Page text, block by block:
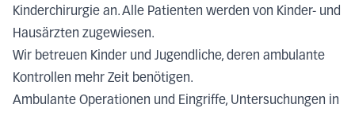
Kinderchirurgie an. Alle Patienten werden von Kinder- und
Hausärzten zugewiesen.
Wir betreuen Kinder und Jugendliche, deren ambulante
Kontrollen mehr Zeit benötigen.
Ambulante Operationen und Eingriffe, Untersuchungen in